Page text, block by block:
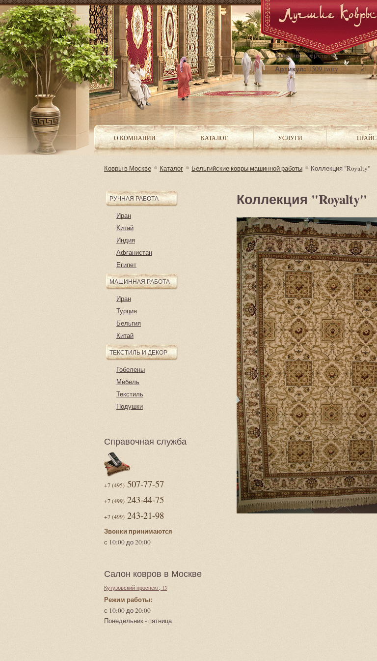
Ковры в Москве Каталог Бельгийские ковры машинной работы Коллекция "Royalty"
РУЧНАЯ РАБОТА
Иран
Китай
Индия
Афганистан
Египет
МАШИННАЯ РАБОТА
Иран
Турция
Бельгия
Китай
ТЕКСТИЛЬ И ДЕКОР
Гобелены
Мебель
Текстиль
Подушки
Справочная служба
+7 (495) 507-77-57
+7 (499) 243-44-75
+7 (499) 243-21-98
Звонки принимаются
с 10:00 до 20:00
Салон ковров в Москве
Кутузовский проспект, 13
Режим работы:
с 10:00 до 20:00
Понедельник - пятница
Коллекция "Royalty"
Страна:Бельгия
Состав:шерсть
Артикул:1509 ivory
О КОМПАНИИ КАТАЛОГ УСЛУГИ ПРАЙС